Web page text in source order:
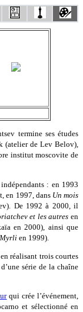
termine ses études
(atelier de Lev Belov),
institut moscovite de
: en 1993
en 1997, dans Un mois
De 1992 à 2000, il
et les autres en
en 2000), ainsi que
en 1999).
réalisant trois courtes
série de la chaîne
qui crée l’événement,
et sélectionné en